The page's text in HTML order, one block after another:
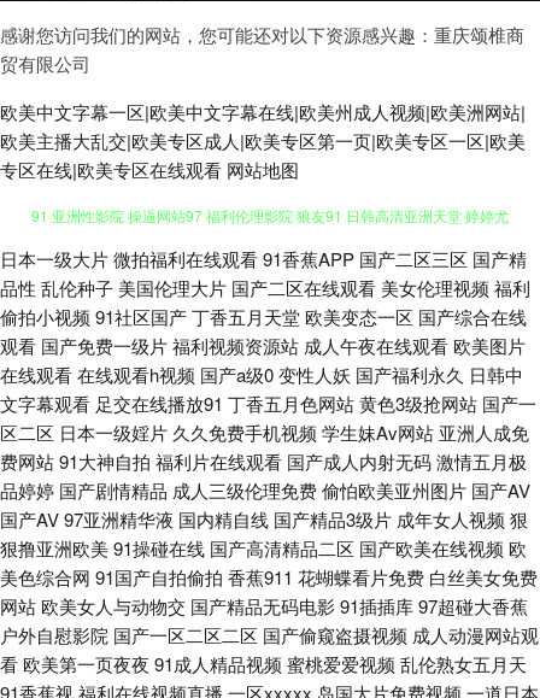
感谢您访问我们的网站，您可能还对以下资源感兴趣：重庆颂椎商
贸有限公司
欧美中文字幕一区|欧美中文字幕在线|欧美州成人视频|欧美洲网站|
欧美主播大乱交|欧美专区成人|欧美专区第一页|欧美专区一区|欧美
专区在线|欧美专区在线观看 网站地图
欧美桃色网 日本人日 后入黑丝少妇 欧美大肥婆p 人妖操ts男人 色色之源网址
91 亚洲性影院 操逼网站97 福利伦理影院 狼友91 日韩高清亚洲天堂 婷婷尤
物超碰 91性爱视频大全 人人草97 久草二飞 深夜视频网站 人人操超碰在线
午夜激情导航 91视频观看% 白虎91 国产网站黄色 美女免费αV 日本a黄在线
观看 97超碰精品 大香蕉超碰在线 久久伊人视频 日本成人H片 亚洲狼人 最新
91在线视频 超碰男人在线 免费看片91n 天天撸夜夜操 亚洲人成看片网址 99
超碰美女 韩日欧美好看剧 欧美日韩色情a片 亚洲啪在线 av热热 国产午夜伊
人精品 亚洲黄色网址大全 91免费熟女在线 另类极品AV 午夜福利论坛 成人
日本一级大片微拍福利在线观看91香蕉APP 国产二区三区 国产精
品性 乱伦种子 美国伦理大片 国产二区在线观看 美女伦理视频 福利
偷拍小视频 91社区国产丁香五月天堂 欧美变态一区 国产综合在线
观看 国产免费一级片福利视频资源站 成人午夜在线观看 欧美图片
在线观看在线观看h视频 国产a级0变性人妖 国产福利永久 日韩中
文字幕观看 足交在线播放91 丁香五月色网站黄色3级抢网站 国产一
区二区 日本一级婬片 久久免费手机视频 学生妹Av网站 亚洲人成免
费网站91大神自拍 福利片在线观看 国产成人内射无码激情五月极
品婷婷 国产剧情精品 成人三级伦理免费偷怕欧美亚州图片 国产AV
国产AV97亚洲精华液 国内精自线 国产精品3级片 成年女人视频 狠
狠撸亚洲欧美91操碰在线 国产高清精品二区 国产欧美在线视频 欧
美色综合网 91国产自拍偷拍 香蕉911 花蝴蝶看片免费 白丝美女免费
网站 欧美女人与动物交 国产精品无码电影91插插库97超碰大香蕉
户外自慰影院 国产一区二区二区 国产偷窥盗摄视频 成人动漫网站观
看 欧美第一页夜夜 91成人精品视频 蜜桃爱爱视频 乱伦熟女五月天
91香蕉视福利在线视频直播 一区xxxxx 岛国大片免费视频 一道日本